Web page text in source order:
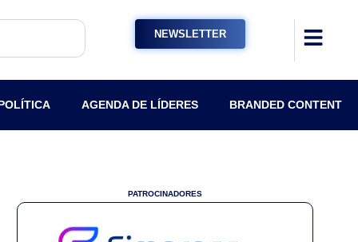
NEWSLETTER
AGENDA DE LÍDERES BRANDED CONTENT
PATROCINADORES